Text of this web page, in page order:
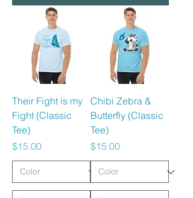
Their Fight is my
Fight (Classic
Tee)
価格
$15.00
Chibi Zebra &
Butterfly (Classic
Tee)
価格
$15.00